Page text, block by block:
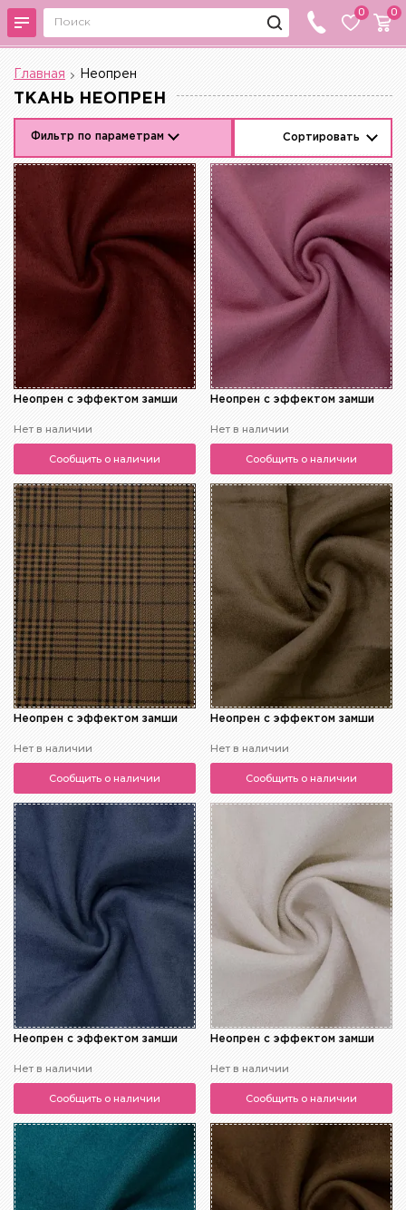
0 0
Главная Неопрен
ТКАНЬ НЕОПРЕН
Фильтр по параметрам Сортировать
Неопрен с эффектом замши
Нет в наличии
Сообщить о наличии
Неопрен с эффектом замши
Нет в наличии
Сообщить о наличии
Неопрен с эффектом замши
Нет в наличии
Сообщить о наличии
Неопрен с эффектом замши
Нет в наличии
Сообщить о наличии
Неопрен с эффектом замши
Нет в наличии
Сообщить о наличии
Неопрен с эффектом замши
Нет в наличии
Сообщить о наличии